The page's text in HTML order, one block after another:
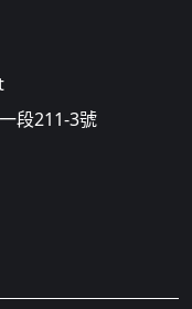
段211-3號